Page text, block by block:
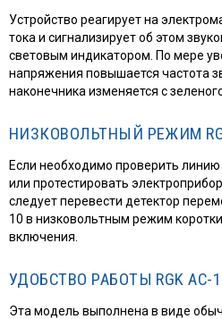
Устройство реагирует на
тока и сигнализирует об этом
световым индикатором. По мере
напряжения повышается частота
наконечника изменяется с
НИЗКОВОЛЬТНЫЙ РЕЖИМ
Если необходимо проверить
или протестировать
следует перевести детектор
10 в низковольтным режим
включения.
УДОБСТВО РАБОТЫ RGK AC-
Эта модель выполнена в виде